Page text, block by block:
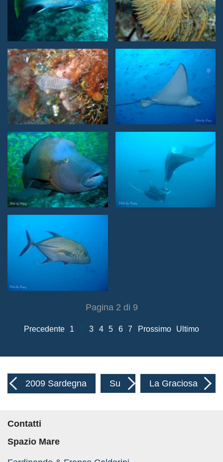
Pagina 2 di 9
Precedente 1 3 4 5 6 7 Prossimo Ultimo
2009 Sardegna Su La Graciosa
Contatti
Spazio Mare